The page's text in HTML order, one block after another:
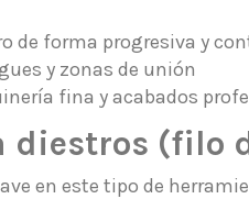
de forma progresiva y
y zonas de unión
fina y acabados
diestros (filo
en este tipo de